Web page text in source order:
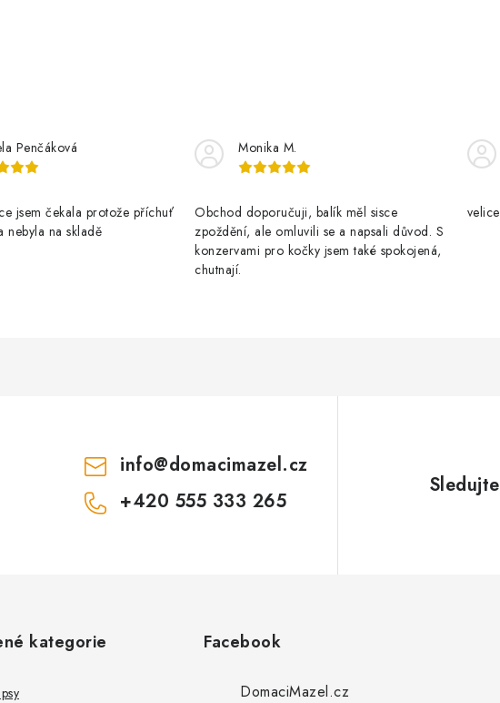
Penčáková
jsem čekala protože příchuť
nebyla na skladě
Monika M.
Obchod doporučuji, balík měl sisce
zpoždění, ale omluvili se a napsali důvod. S
konzervami pro kočky jsem také spokojená,
chutnají.
velice
info@domacimazel.cz
+420 555 333 265
kategorie Facebook
DomaciMazel.cz